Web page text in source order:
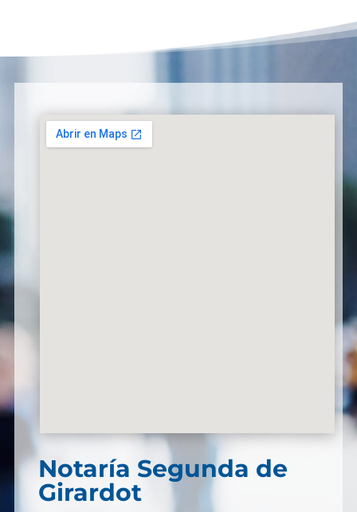
Notaría Segunda de
Girardot